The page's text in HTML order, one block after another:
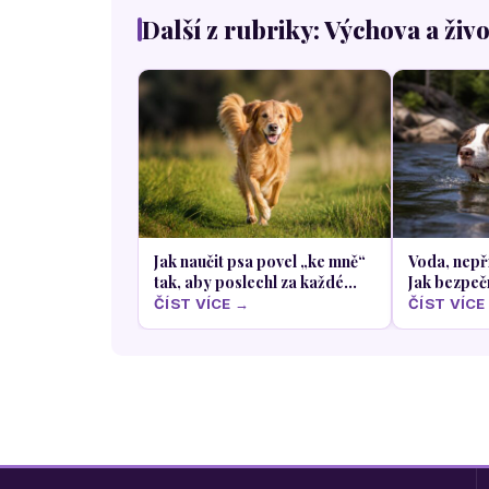
Další z rubriky: Výchova a
Jak naučit psa povel „ke mně“
tak, aby poslechl za každé
situace
ČÍST VÍCE →
Voda,
Jak
a na co si
ČÍST